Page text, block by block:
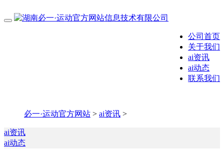
公司首页
关于我们
ai资讯
ai动态
联系我们
必一·运动官方网站 > ai资讯 >
ai资讯
ai动态